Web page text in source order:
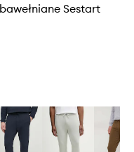
Sestart